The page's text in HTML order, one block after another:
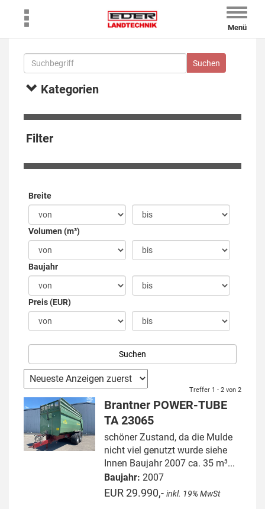
Toggle
Menü
Kategorien
Filter
Breite
Volumen (m³)
Baujahr
Preis (EUR)
Treffer 1 - 2 von 2
Brantner POWER-TUBE
TA 23065
schöner Zustand, da die Mulde
nicht viel genutzt wurde siehe
Innen Baujahr 2007 ca. 35 m³...
Baujahr: 2007
EUR 29.990,- inkl. 19% MwSt